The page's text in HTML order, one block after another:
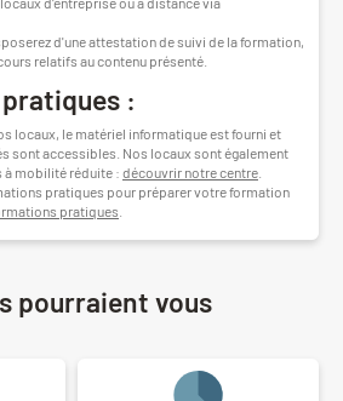
d'une attestation de suivi de la formation,
relatifs au contenu présenté.
:
locaux, le matériel informatique est fourni et
sont accessibles. Nos locaux sont également
à mobilité réduite : découvrir notre centre
pratiques pour préparer votre formation
pratiques
pourraient vous